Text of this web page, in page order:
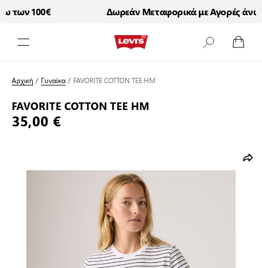
των 100€ Δωρεάν Μεταφορικά με Αγορές άνω
Αρχική / Γυναίκα/ FAVORITE COTTON TEE HM
FAVORITE COTTON TEE HM
35,00 €